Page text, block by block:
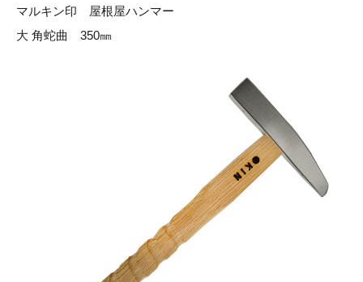
マルキン印 屋根屋ハンマー
大 角蛇曲 350㎜